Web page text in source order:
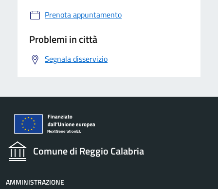
Prenota appuntamento
Problemi in città
Segnala disservizio
Comune di Reggio Calabria
AMMINISTRAZIONE